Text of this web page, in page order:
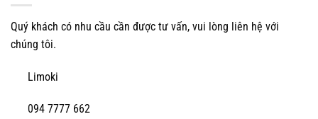
Quý khách có nhu cầu cần được tư vấn, vui lòng liên hệ với
chúng tôi.
Limoki
094 7777 662